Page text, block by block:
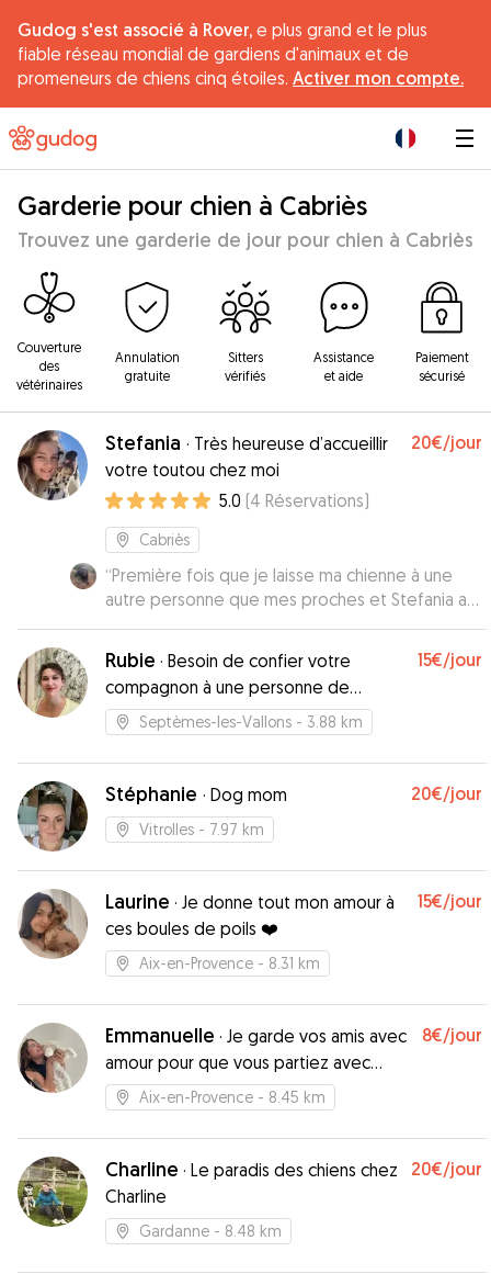
Gudog s'est associé à Rover, e plus grand et le plus
fiable réseau mondial de gardiens d'animaux et de
promeneurs de chiens cinq étoiles. Activer mon compte.
Garderie pour chien à Cabriès
Trouvez une garderie de jour pour chien à Cabriès
Couverture
des
vétérinaires
Annulation
gratuite
Sitters
vérifiés
Assistance
et aide
Paiement
sécurisé
Stefania · Très heureuse d’accueillir
votre toutou chez moi
20€/jour
5.0 (4 Réservations)
Cabriès
“Première fois que je laisse ma chienne à une
autre personne que mes proches et Stefania a
été un amour avec elle Stefania s’est tres bien
occupé de Louna et a donné des nouvelles
régulièrement en joignant des vidéos Louna a
passé un super moment chez elle Vous pouvez
lui faire confiance sans hésiter, je la recommande
😊”
Rubie · Besoin de confier votre
compagnon à une personne de
confiance? 🤔
15€/jour
Septèmes-les-Vallons - 3.88 km
Stéphanie · Dog mom 20€/jour
Vitrolles - 7.97 km
Laurine · Je donne tout mon amour à
ces boules de poils ❤️
15€/jour
Aix-en-Provence - 8.31 km
Emmanuelle · Je garde vos amis avec
amour pour que vous partiez avec
sérénité !
8€/jour
Aix-en-Provence - 8.45 km
Charline · Le paradis des chiens chez
Charline
20€/jour
Gardanne - 8.48 km